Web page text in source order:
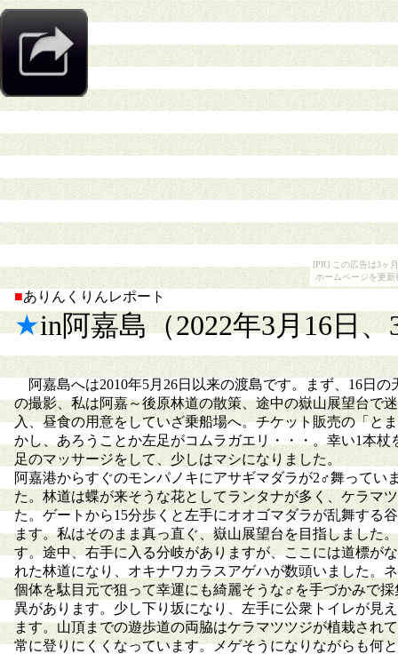
[PR] この広告は3ヶ
ホームページを更
■ありんくりんレポート
★in阿嘉島（2022年3月16日、
阿嘉島へは2010年5月26日以来の渡島です。まず、16日
の撮影、私は阿嘉～後原林道の散策、途中の嶽山展望台で
入、昼食の用意をしていざ乗船場へ。チケット販売の「と
かし、あろうことか左足がコムラガエリ・・・。幸い1本
足のマッサージをして、少しはマシになりました。
阿嘉港からすぐのモンパノキにアサギマダラが2♂舞って
た。林道は蝶が来そうな花としてランタナが多く、ケラマ
た。ゲートから15分歩くと左手にオオゴマダラが乱舞する
ます。私はそのまま真っ直ぐ、嶽山展望台を目指しました
す。途中、右手に入る分岐がありますが、ここには道標が
れた林道になり、オキナワカラスアゲハが数頭いました。
個体を駄目元で狙って幸運にも綺麗そうな♂を手づかみで
異があります。少し下り坂になり、左手に公衆トイレが見
ます。山頂までの遊歩道の両脇はケラマツツジが植栽され
常に登りにくくなっています。メゲそうになりながらも何